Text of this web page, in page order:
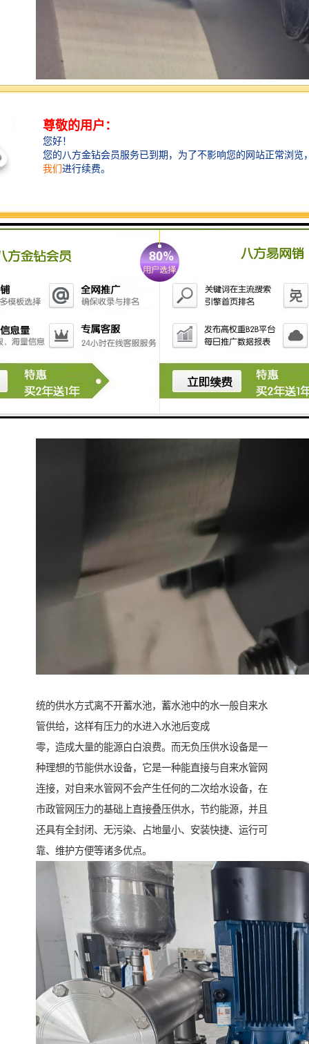
统的供水方式离不开蓄水池，蓄水池中的水一般自来水
管供给，这样有压力的水进入水池后变成
零，造成大量的能源白白浪费。而无负压供水设备是一
种理想的节能供水设备，它是一种能直接与自来水管网
连接，对自来水管网不会产生任何的二次给水设备，在
市政管网压力的基础上直接叠压供水，节约能源，并且
还具有全封闭、无污染、占地量小、安装快捷、运行可
靠、维护方便等诸多优点。